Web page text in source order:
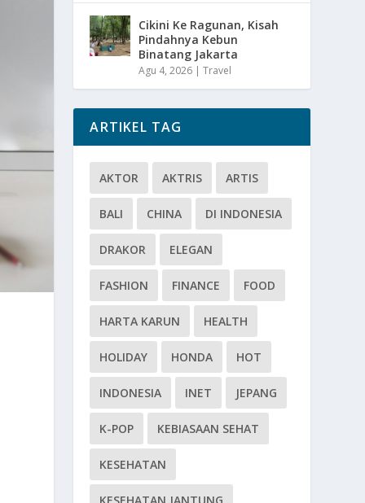
Cikini Ke Ragunan, Kisah
Pindahnya Kebun
Binatang Jakarta
Agu 4, 2026 |Travel
ARTIKEL TAG
AKTOR AKTRIS ARTIS
BALI CHINA DI INDONESIA
DRAKOR ELEGAN
FASHION FINANCE FOOD
HARTA KARUN HEALTH
HOLIDAY HONDA HOT
INDONESIA INET JEPANG
K-POP KEBIASAAN SEHAT
KESEHATAN